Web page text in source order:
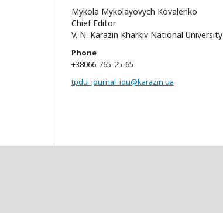
Mykola Mykolayovych Kovalenko
Chief Editor
V. N. Karazin Kharkiv National University
Phone
+38066-765-25-65
tpdu_journal_idu@karazin.ua